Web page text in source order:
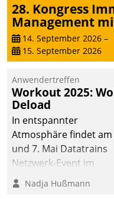
28. Kongress
Management
14. September 2026 –
15. September 2026
Anwendertreffen
Workout 2025:
Deload
In entspannter
Atmosphäre findet am
und 7. Mai Datatrains
Netzwerk-Event im
Kunden- und
statt. Zentrale Frage:
Nadja Hußmann